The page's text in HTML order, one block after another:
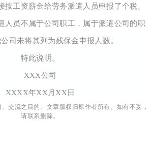
按工资薪金给劳务派遣人员申报了个税。
人员不属于公司职工，属于派遣公司的职
司未将其列为残保金申报人数。
特此说明。
XXX公司
XXXX年XX月XX日
交流之目的。文章版权归原作者所有。如有不妥，
请联系删除。